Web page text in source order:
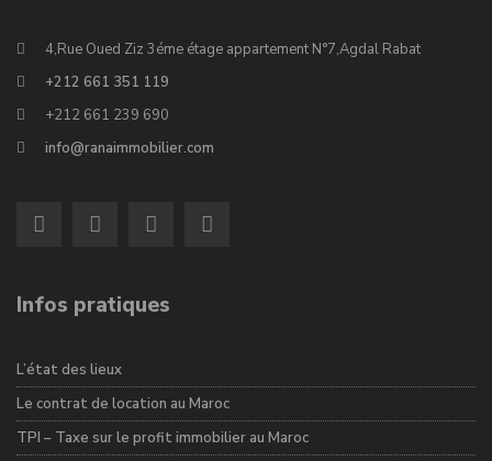
4,Rue Oued Ziz 3éme étage appartement N°7,Agdal Rabat
+212 661 351 119
+212 661 239 690
info@ranaimmobilier.com
Infos pratiques
L’état des lieux
Le contrat de location au Maroc
TPI – Taxe sur le profit immobilier au Maroc